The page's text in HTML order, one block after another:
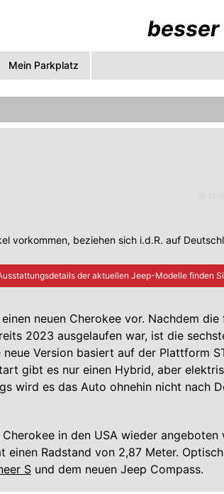
Mein Parkplatz
vorkommen, beziehen sich i.d.R. auf
der aktuellen Jeep-Modelle finden
neuen Cherokee vor. Nachdem die
2023 ausgelaufen war, ist die
Version basiert auf der Plattform
gibt es nur einen Hybrid, aber
wird es das Auto ohnehin nicht nach
in den USA wieder angeboten
einen Radstand von 2,87 Meter. Optisch
S und dem neuen Jeep Compass.